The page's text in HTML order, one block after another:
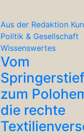
Aus der Redaktion
Politik & Gesellschaft
Wissenswertes
Vom
zum
die rechte